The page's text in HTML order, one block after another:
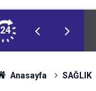
24
Anasayfa SAĞLIK